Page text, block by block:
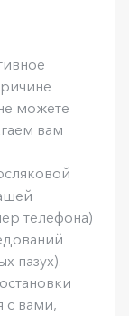
можете
вам
телефона)
пазух).
с вами,